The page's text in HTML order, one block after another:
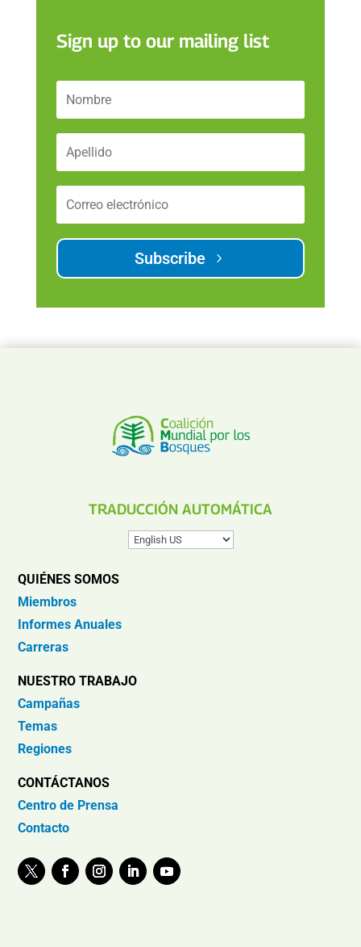
Sign up to our mailing list
Subscribe
TRADUCCIÓN AUTOMÁTICA
QUIÉNES SOMOS
Miembros
Informes Anuales
Carreras
NUESTRO TRABAJO
Campañas
Temas
Regiones
CONTÁCTANOS
Centro de Prensa
Contacto